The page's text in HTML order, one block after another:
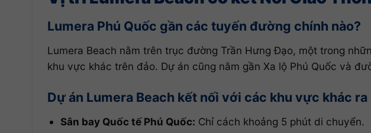
Lumera Phú Quốc gần các tuyến đường chính nào?
Lumera Beach nằm trên trục đường Trần Hưng Đạo, một trong
khu vực khác trên đảo. Dự án cũng nằm gần Xa lộ Phú Quốc và
Dự án Lumera Beach kết nối với các khu vực khác ra
Sân bay Quốc tế Phú Quốc: Chỉ cách khoảng 5 phút di chuyển.